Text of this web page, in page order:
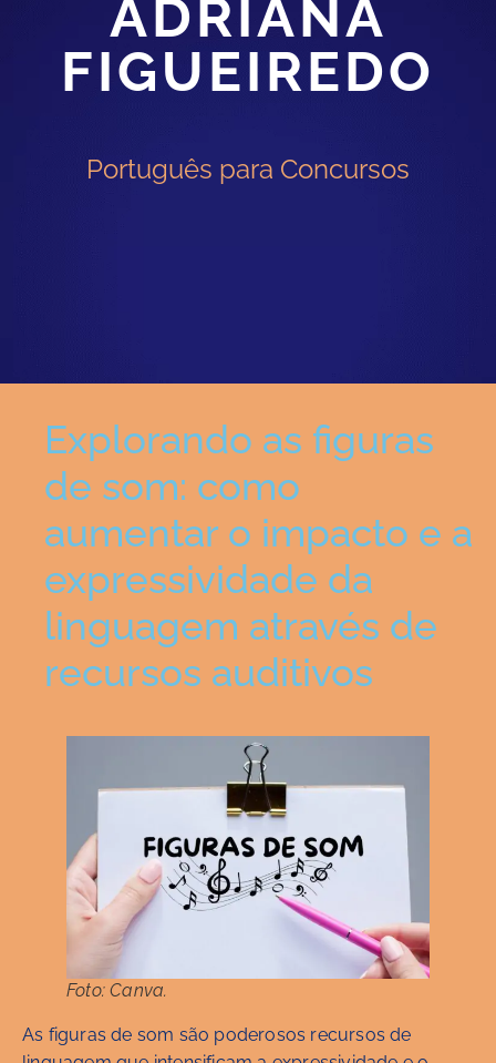
ADRIANA
FIGUEIREDO
Português para Concursos
Explorando as figuras
de som: como
aumentar o impacto e a
expressividade da
linguagem através de
recursos auditivos
Foto: Canva.
As figuras de som são poderosos recursos de